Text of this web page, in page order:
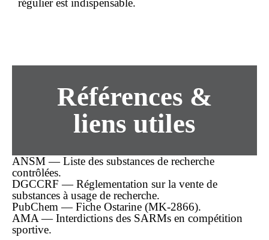
régulier est indispensable.
Références &
liens utiles
ANSM — Liste des substances de recherche
contrôlées.
DGCCRF — Réglementation sur la vente de
substances à usage de recherche.
PubChem — Fiche Ostarine (MK-2866).
AMA — Interdictions des SARMs en compétition
sportive.